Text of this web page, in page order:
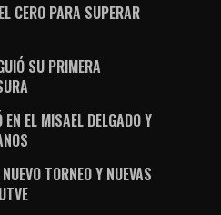
CERO PARA SUPERAR
SU PRIMERA
EL MISAEL DELGADO Y
TORNEO Y NUEVAS